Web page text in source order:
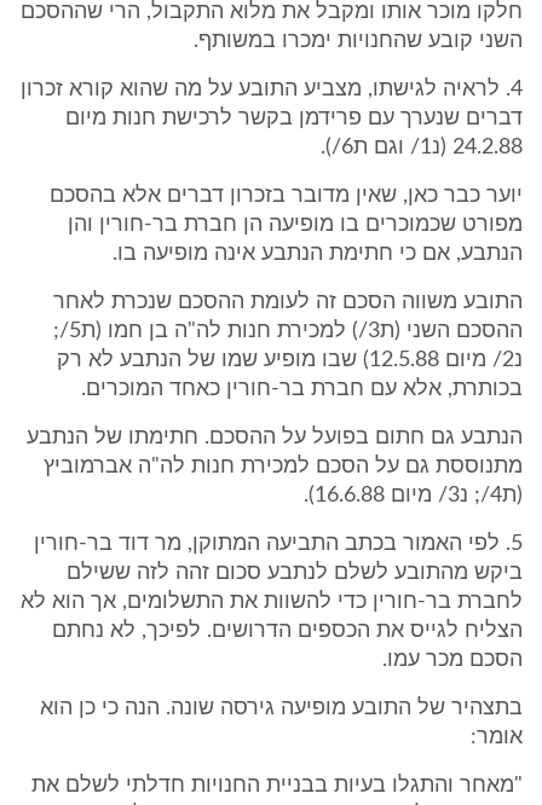
חלקו מוכר אותו ומקבל את מלוא התקבול, הרי שההסכם
השני קובע שהחנויות ימכרו במשותף.
4. לראיה לגישתו, מצביע התובע על מה שהוא קורא זכרון
דברים שנערך עם פרידמן בקשר לרכישת חנות מיום
24.2.88 (נ1/ וגם ת6/).
יוער כבר כאן, שאין מדובר בזכרון דברים אלא בהסכם
מפורט שכמוכרים בו מופיעה הן חברת בר-חורין והן
הנתבע, אם כי חתימת הנתבע אינה מופיעה בו.
התובע משווה הסכם זה לעומת ההסכם שנכרת לאחר
ההסכם השני (ת3/) למכירת חנות לה"ה בן חמו (ת5/;
נ2/ מיום 12.5.88) שבו מופיע שמו של הנתבע לא רק
בכותרת, אלא עם חברת בר-חורין כאחד המוכרים.
הנתבע גם חתום בפועל על ההסכם. חתימתו של הנתבע
מתנוססת גם על הסכם למכירת חנות לה"ה אברמוביץ
(ת4/; נ3/ מיום 16.6.88).
5. לפי האמור בכתב התביעה המתוקן, מר דוד בר-חורין
ביקש מהתובע לשלם לנתבע סכום זהה לזה ששילם
לחברת בר-חורין כדי להשוות את התשלומים, אך הוא לא
הצליח לגייס את הכספים הדרושים. לפיכך, לא נחתם
הסכם מכר עמו.
בתצהיר של התובע מופיעה גירסה שונה. הנה כי כן הוא
אומר:
"מאחר והתגלו בעיות בבניית החנויות חדלתי לשלם את